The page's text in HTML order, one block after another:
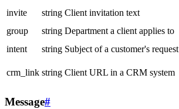
invite
string Client invitation text
group
string Department a client applies to
intent
string Subject of a customer's request
crm_link string Client URL in a CRM system
Message#